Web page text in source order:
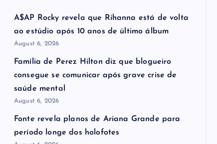
A$AP Rocky revela que Rihanna está de volta
ao estúdio após 10 anos de último álbum
August 6, 2026
Família de Perez Hilton diz que blogueiro
consegue se comunicar após grave crise de
saúde mental
August 6, 2026
Fonte revela planos de Ariana Grande para
período longe dos holofotes